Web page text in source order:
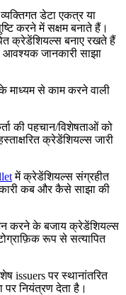
डेटा एकत्र या
करने में सक्षम बनाते हैं।
क्रेडेंशियल्स बनाए रखते हैं
जानकारी साझा
माध्यम से काम करने वाली
की पहचान/विशेषताओं को
क्रेडेंशियल्स जारी
में क्रेडेंशियल्स संग्रहीत
कब और कैसे साझा की
करने के बजाय क्रेडेंशियल्स
रूप से सत्यापित
issuers पर स्थानांतरित
पर नियंत्रण देता है।